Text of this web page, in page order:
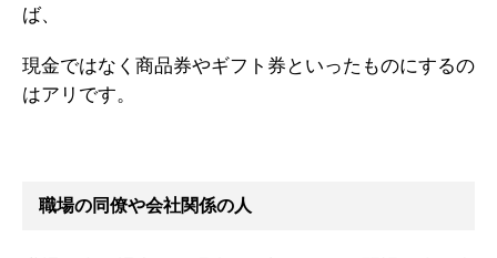
ば、
現金ではなく商品券やギフト券といったものにするの
はアリです。
職場の同僚や会社関係の人